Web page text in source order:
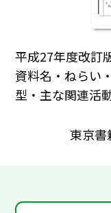
平成27年度改訂
資料名・ねらい
型・主な関連活
東京